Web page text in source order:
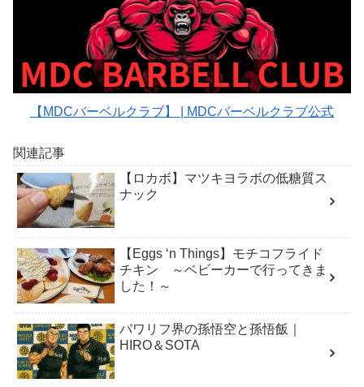
【MDCバーベルクラブ】 | MDCバーベルクラブ公式
関連記事
【ロカボ】マツキヨラボの低糖質ス
ナック
【Eggs ‘n Things】モチコフライド
チキン ～ベビーカーで行ってきま
した！～
パワリフ界の孫悟空と孫悟飯｜
HIRO＆SOTA